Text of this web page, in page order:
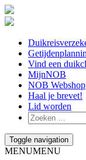
Vind een
MijnNOB
NOB Webshop
Haal je brevet!
Lid worden
Toggle navigation
MENUMENU